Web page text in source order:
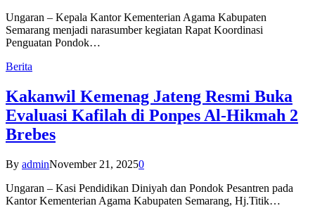
Ungaran – Kepala Kantor Kementerian Agama Kabupaten
Semarang menjadi narasumber kegiatan Rapat Koordinasi
Penguatan Pondok…
Berita
Kakanwil Kemenag Jateng Resmi Buka
Evaluasi Kafilah di Ponpes Al-Hikmah 2
Brebes
By adminNovember 21, 20250
Ungaran – Kasi Pendidikan Diniyah dan Pondok Pesantren pada
Kantor Kementerian Agama Kabupaten Semarang, Hj.Titik…